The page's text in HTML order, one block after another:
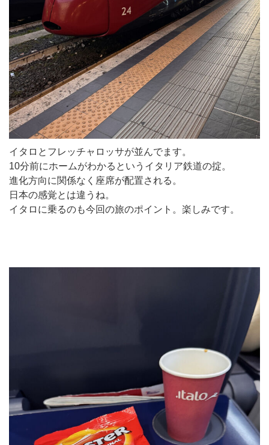
イタロとフレッチャロッサが並んでます。
10分前にホームがわかるというイタリア鉄道の掟。
進化方向に関係なく座席が配置される。
日本の感覚とは違うね。
イタロに乗るのも今回の旅のポイント。楽しみです。